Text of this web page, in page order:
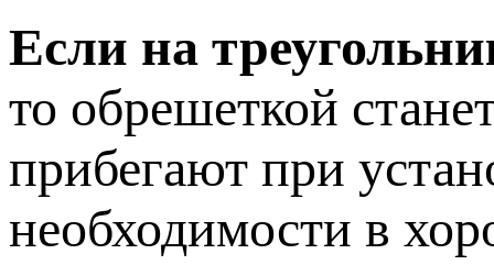
Если на
то обрешеткой
прибегают при
необходимости в